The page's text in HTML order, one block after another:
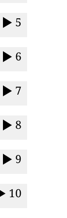
5
6
7
8
9
10